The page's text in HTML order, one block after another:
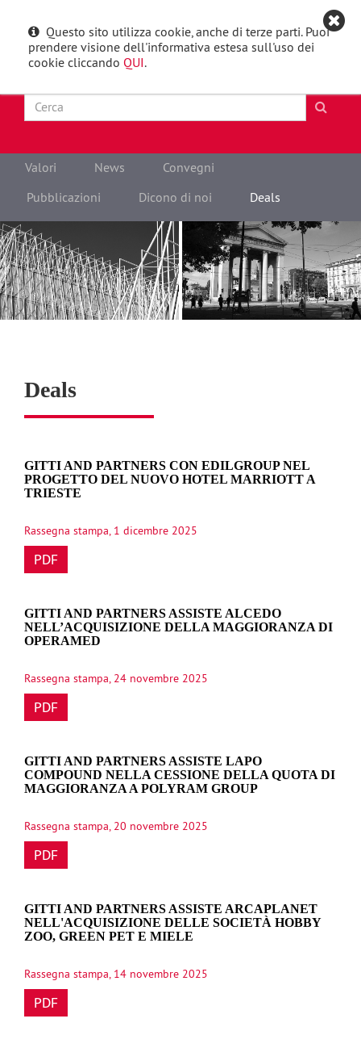
Questo sito utilizza cookie, anche di terze parti. Puoi
prendere visione dell'informativa estesa sull'uso dei
cookie cliccando QUI.
English
Toggle
Valori News
Convegni
Pubblicazioni
Dicono di noi Deals
Deals
GITTI AND PARTNERS CON EDILGROUP NEL
PROGETTO DEL NUOVO HOTEL MARRIOTT A
TRIESTE
Rassegna stampa, 1 dicembre 2025
PDF
GITTI AND PARTNERS ASSISTE ALCEDO
NELL’ACQUISIZIONE DELLA MAGGIORANZA DI
OPERAMED
Rassegna stampa, 24 novembre 2025
PDF
GITTI AND PARTNERS ASSISTE LAPO
COMPOUND NELLA CESSIONE DELLA QUOTA DI
MAGGIORANZA A POLYRAM GROUP
Rassegna stampa, 20 novembre 2025
PDF
GITTI AND PARTNERS ASSISTE ARCAPLANET
NELL'ACQUISIZIONE DELLE SOCIETÀ HOBBY
ZOO, GREEN PET E MIELE
Rassegna stampa, 14 novembre 2025
PDF